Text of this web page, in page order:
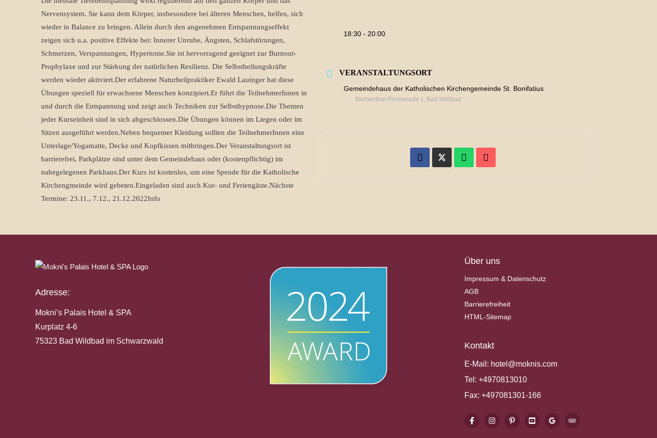
Nervensystem. Sie kann dem Körper, insbesondere bei älteren Menschen, helfen, sich
wieder in Balance zu bringen. Allein durch den angenehmen Entspannungseffekt
zeigen sich u.a. positive Effekte bei: Innerer Unruhe, Ängsten, Schlafstörungen,
Schmerzen, Verspannungen, Hypertonie.Sie ist hervorragend geeignet zur Burnout-
Prophylaxe und zur Stärkung der natürlichen Resilienz. Die Selbstheilungskräfte
werden wieder aktiviert.Der erfahrene Naturheilpraktiker Ewald Lauinger hat diese
Übungen speziell für erwachsene Menschen konzipiert.Er führt die TeilnehmerInnen in
und durch die Entspannung und zeigt auch Techniken zur Selbsthypnose.Die Themen
jeder Kurseinheit sind in sich abgeschlossen.Die Übungen können im Liegen oder im
Sitzen ausgeführt werden.Neben bequemer Kleidung sollten die TeilnehmerInnen eine
Unterlage/Yogamatte, Decke und Kopfkissen mitbringen.Der Veranstaltungsort ist
barrierefrei, Parkplätze sind unter dem Gemeindehaus oder (kostenpflichtig) im
nahegelegenen Parkhaus.Der Kurs ist kostenlos, um eine Spende für die Katholische
Kirchengmeinde wird gebeten.Eingeladen sind auch Kur- und Feriengäste.Nächste
Termine: 23.11., 7.12., 21.12.2022Info
18:30 - 20:00
VERANSTALTUNGSORT
Gemeindehaus der Katholischen Kirchengemeinde St. Bonifatius
Blumenthal-Promenade 1, Bad Wildbad
Adresse:
Mokni’s Palais Hotel & SPA
Kurplatz 4-6
75323 Bad Wildbad im Schwarzwald
Über uns
Impressum & Datenschutz
AGB
Barrierefreiheit
HTML-Sitemap
Kontakt
E-Mail: hotel@moknis.com
Tel: +4970813010
Fax: +497081301-166